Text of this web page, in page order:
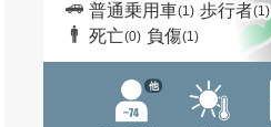
普通乗用車(1) 歩行者(1)
死亡(0) 負傷(1)
他